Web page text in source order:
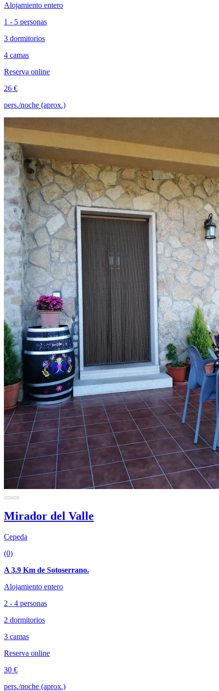
Alojamiento entero
1 - 5 personas
3 dormitorios
4 camas
Reserva online
26 €
pers./noche (aprox.)
Mirador del Valle
Cepeda
(0)
A 3.9 Km de Sotoserrano.
Alojamiento entero
2 - 4 personas
2 dormitorios
3 camas
Reserva online
30 €
pers./noche (aprox.)